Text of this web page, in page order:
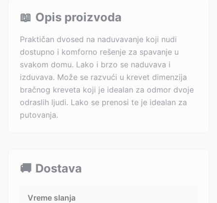
📖 Opis proizvoda
Praktičan dvosed na naduvavanje koji nudi
dostupno i komforno rešenje za spavanje u
svakom domu. Lako i brzo se naduvava i
izduvava. Može se razvući u krevet dimenzija
bračnog kreveta koji je idealan za odmor dvoje
odraslih ljudi. Lako se prenosi te je idealan za
putovanja.
🚚 Dostava
Vreme slanja